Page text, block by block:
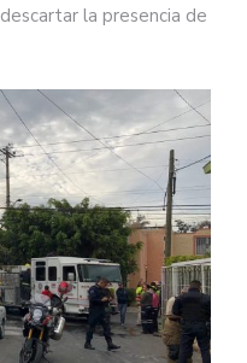
la presencia de